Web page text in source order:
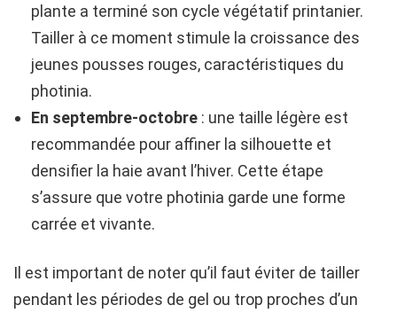
plante a terminé son cycle végétatif printanier.
Tailler à ce moment stimule la croissance des
jeunes pousses rouges, caractéristiques du
photinia.
En septembre-octobre : une taille légère est
recommandée pour affiner la silhouette et
densifier la haie avant l’hiver. Cette étape
s’assure que votre photinia garde une forme
carrée et vivante.
Il est important de noter qu’il faut éviter de tailler
pendant les périodes de gel ou trop proches d’un